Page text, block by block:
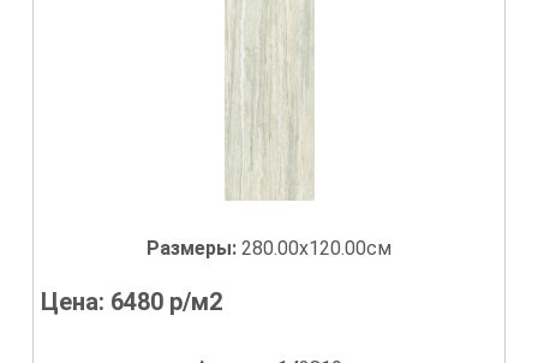
Размеры: 280.00x120.00см
Цена: 6480 р/м2